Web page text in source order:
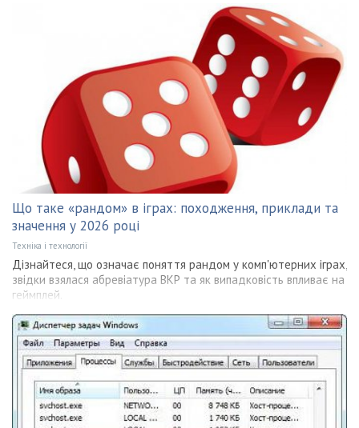
Що таке «рандом» в іграх: походження, приклади та
значення у 2026 році
Техніка і технології
Дізнайтеся, що означає поняття рандом у комп'ютерних іграх,
звідки взялася абревіатура ВКР та як випадковість впливає на
геймплей.